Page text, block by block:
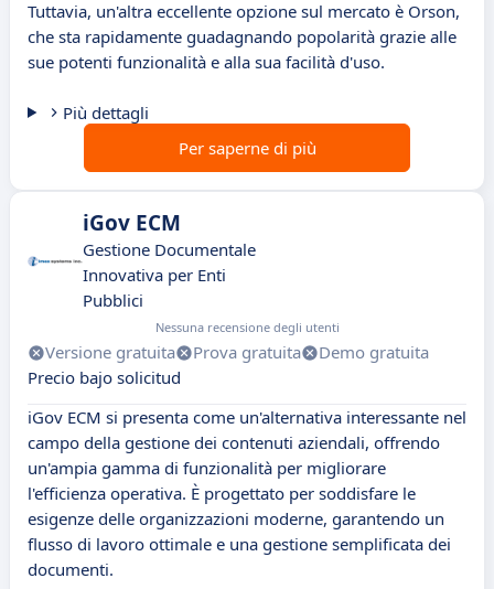
Tuttavia, un'altra eccellente opzione sul mercato è Orson,
che sta rapidamente guadagnando popolarità grazie alle
sue potenti funzionalità e alla sua facilità d'uso.
Più dettagli
Per saperne di più
iGov ECM
Gestione Documentale
Innovativa per Enti
Pubblici
Nessuna recensione degli utenti
Versione gratuita Prova gratuita
Demo gratuita
Precio bajo solicitud
iGov ECM si presenta come un'alternativa interessante nel
campo della gestione dei contenuti aziendali, offrendo
un'ampia gamma di funzionalità per migliorare
l'efficienza operativa. È progettato per soddisfare le
esigenze delle organizzazioni moderne, garantendo un
flusso di lavoro ottimale e una gestione semplificata dei
documenti.